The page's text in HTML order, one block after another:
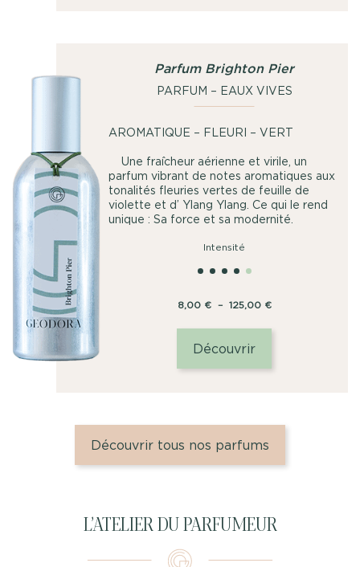
Parfum Brighton Pier
PARFUM – EAUX VIVES
AROMATIQUE – FLEURI – VERT
Une fraîcheur aérienne et virile, un
parfum vibrant de notes aromatiques aux
tonalités fleuries vertes de feuille de
violette et d’ Ylang Ylang. Ce qui le rend
unique : Sa force et sa modernité.
Intensité
8,00€ – 125,00€Plage
Découvrir
Découvrir tous nos parfums
L’ATELIER DU PARFUMEUR